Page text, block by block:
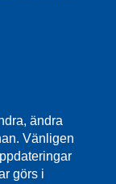
ändra
Vänligen
görs i